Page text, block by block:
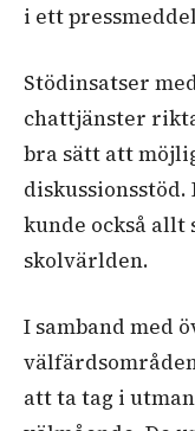
i ett
Stödinsatser
chattjänster
bra sätt att
kunde också
skolvärlden.
I samband med
att ta tag i